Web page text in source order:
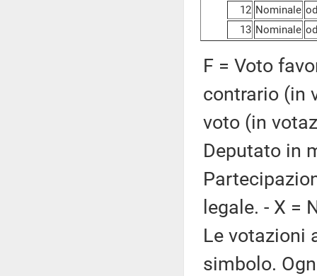
12 Nominale
13 Nominale
F = Voto
contrario (in
voto (in
Deputato in
legale. - X =
Le votazioni
simbolo.